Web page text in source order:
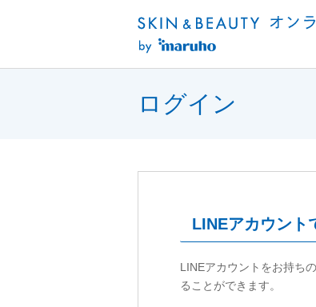
ログイン
LINEアカウント
LINEアカウントをお持ち
ることができます。